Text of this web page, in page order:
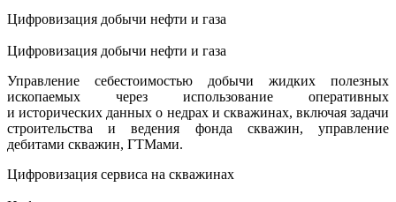
Цифровизация добычи нефти и газа
Цифровизация добычи нефти и газа
Управление себестоимостью добычи жидких полезных
ископаемых через использование оперативных
и исторических данных о недрах и скважинах, включая задачи
строительства и ведения фонда скважин, управление
дебитами скважин, ГТМами.
Цифровизация сервиса на скважинах